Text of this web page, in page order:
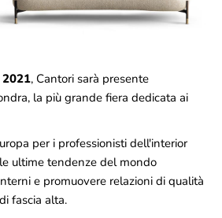
, Cantori sarà presente
la più grande fiera dedicata ai
per i professionisti dell'interior
ultime tendenze del mondo
e promuovere relazioni di qualità
fascia alta.